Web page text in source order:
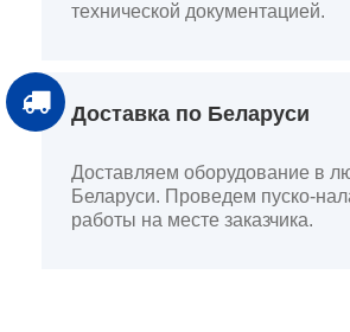
технической документацией.
Доставка по Беларуси
Доставляем оборудование в
Беларуси. Проведем пуско-
работы на месте заказчика.